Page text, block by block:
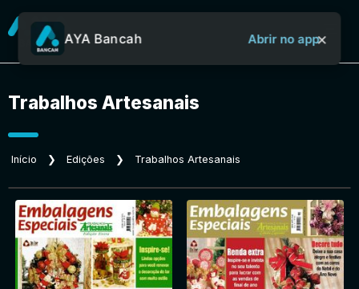
Sobre o Aya Bancah
Início
Revistas
Jornais
AYA Bancah Abrir no app×
Trabalhos Artesanais
Início ❯ Edições ❯ Trabalhos Artesanais